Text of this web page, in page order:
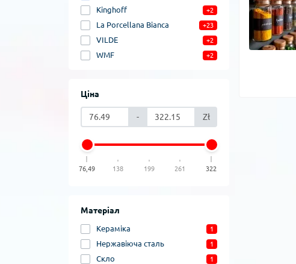
Kinghoff
+2
La Porcellana Bianca +23
VILDE +2
WMF +2
Ціна
- Zł
76,49 138 199 261 322
Матеріал
Кераміка 1
Нержавіюча сталь 1
Скло 1